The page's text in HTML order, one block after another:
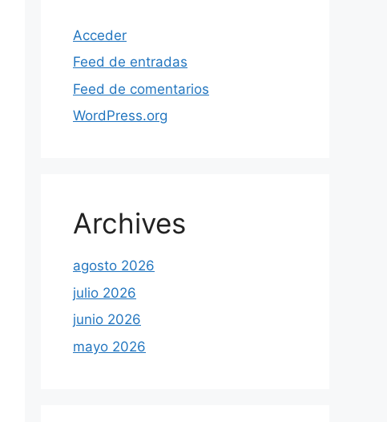
Acceder
Feed de entradas
Feed de comentarios
WordPress.org
Archives
agosto 2026
julio 2026
junio 2026
mayo 2026